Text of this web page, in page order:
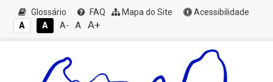
Glossário FAQ Mapa do Site
Acessibilidade
A
A A- A A+